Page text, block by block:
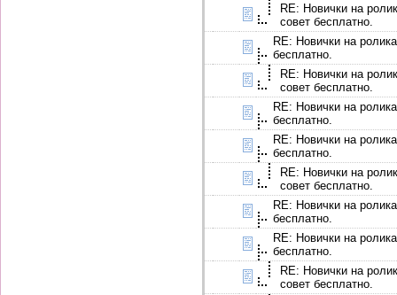
RE: Новички на
совет бесплатно.
RE: Новички на
бесплатно.
RE: Новички на
совет бесплатно.
RE: Новички на
бесплатно.
RE: Новички на
бесплатно.
RE: Новички на
совет бесплатно.
RE: Новички на
бесплатно.
RE: Новички на
бесплатно.
RE: Новички на
совет бесплатно.